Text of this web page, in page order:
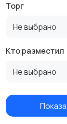
Торг
Не выбрано
Кто разместил
Не выбрано